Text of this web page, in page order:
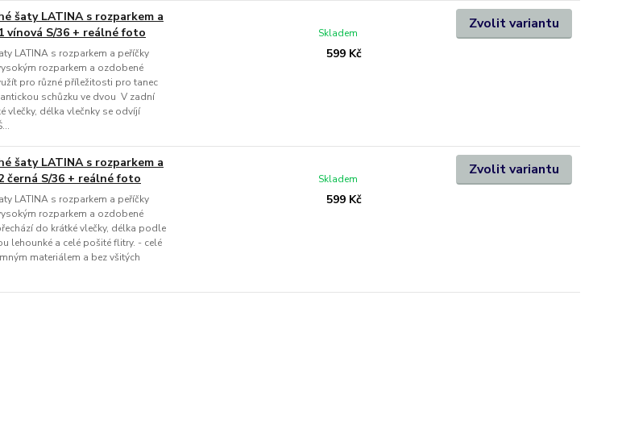
šaty LATINA s rozparkem a
vínová S/36 + reálné foto
LATINA s rozparkem a peříčky
rozparkem a ozdobené
pro různé příležitosti pro tanec
schůzku ve dvou V zadní
vlečky, délka vlečnky se odvíjí
599 Kč
Skladem
Zvolit variantu
šaty LATINA s rozparkem a
černá S/36 + reálné foto
LATINA s rozparkem a peříčky
rozparkem a ozdobené
do krátké vlečky, délka podle
lehounké a celé pošité flitry. - celé
materiálem a bez všitých
599 Kč
Skladem
Zvolit variantu